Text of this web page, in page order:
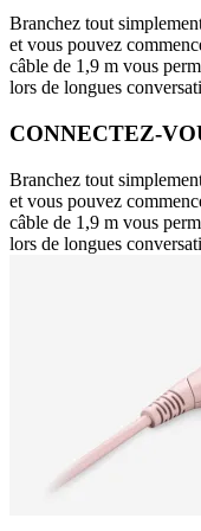
Branchez tout
et vous pouvez
câble de 1,9 m vous
lors de longues
CONNECTEZ-
Branchez tout
et vous pouvez
câble de 1,9 m vous
lors de longues